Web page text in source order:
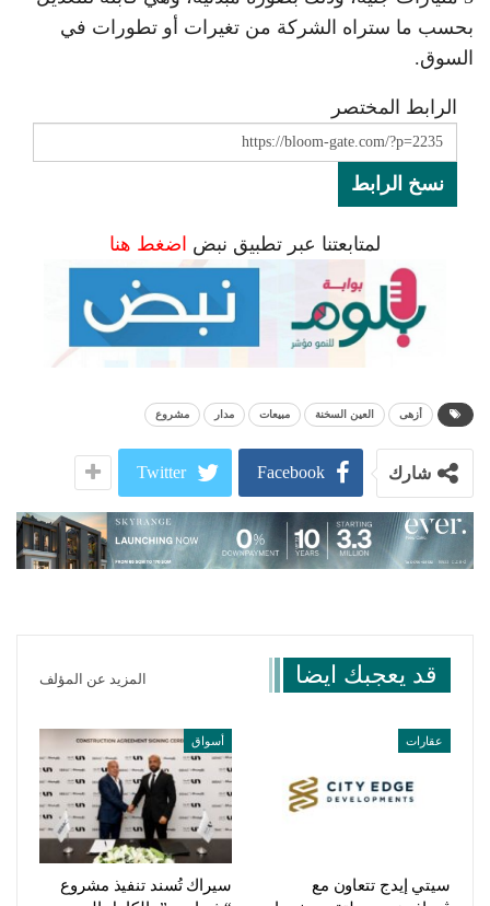
بحسب ما ستراه الشركة من تغيرات أو تطورات في
السوق.
الرابط المختصر
نسخ الرابط
لمتابعتنا عبر تطبيق نبض اضغط هنا
أزهى العين السخنة مبيعات مدار مشروع
شارك Facebook
Twitter
قد يعجبك ايضا المزيد عن المؤلف
عقارات
سيتي إيدج تتعاون مع
أسواق
سيراك تُسند تنفيذ مشروع